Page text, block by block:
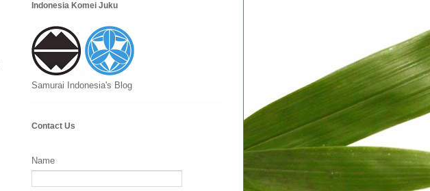
Indonesia Komei Juku
Samurai Indonesia's Blog
Contact Us
Name